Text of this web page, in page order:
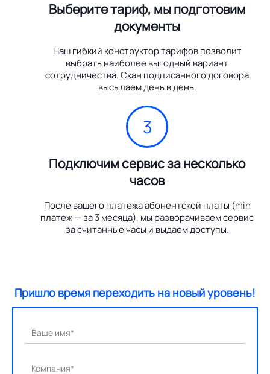
Выберите тариф, мы подготовим
документы
Наш гибкий конструктор тарифов позволит
выбрать наиболее выгодный вариант
сотрудничества. Скан подписанного договора
высылаем день в день.
3
Подключим сервис за несколько
часов
После вашего платежа абонентской платы (min
платеж — за 3 месяца), мы разворачиваем сервис
за считанные часы и выдаем доступы.
Пришло время переходить на новый уровень!
Ваше имя*
Компания*